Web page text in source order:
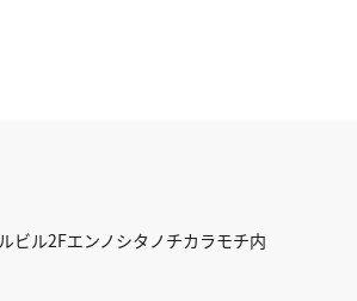
ル2Fエンノシタノチカラモチ内